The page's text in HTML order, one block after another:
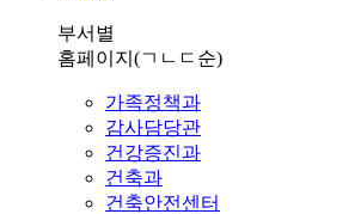
부서별
홈페이지 (ㄱㄴㄷ순)
가족정책과
감사담당관
건강증진과
건축과
건축안전센터